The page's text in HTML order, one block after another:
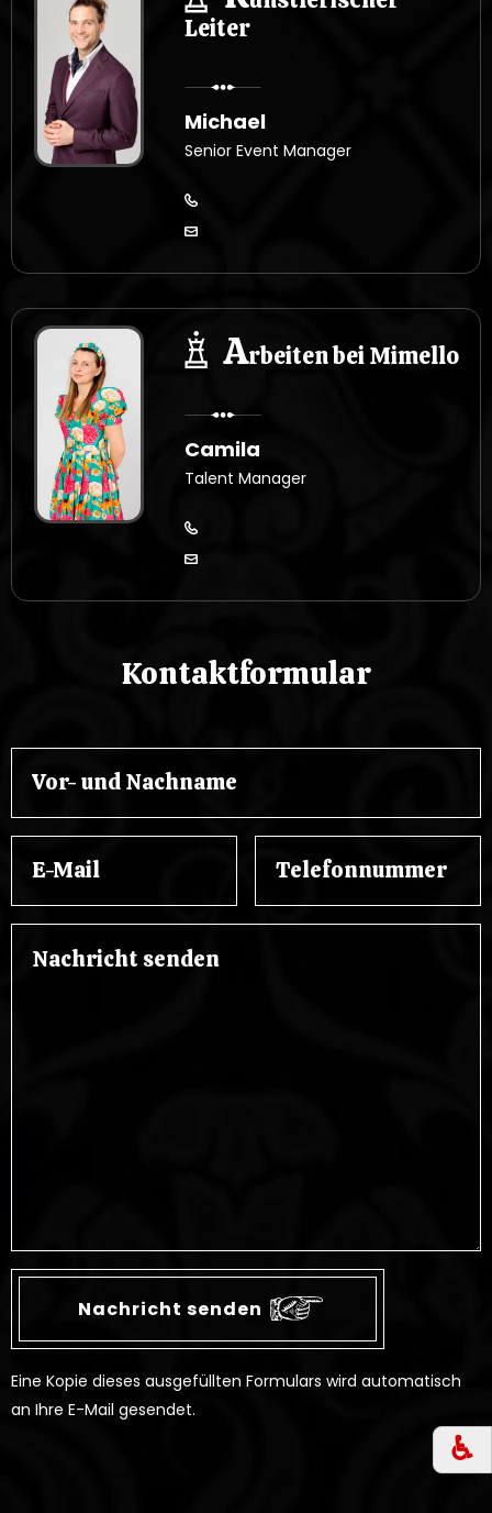
♿︎
Leiter
Michael
Senior Event Manager
Arbeiten bei Mimello
Camila
Talent Manager
Kontaktformular
Eine Kopie dieses ausgefüllten Formulars wird automatisch
an Ihre E-Mail gesendet.